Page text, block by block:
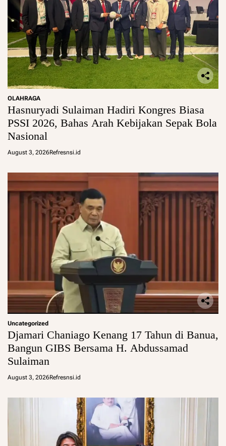
OLAHRAGA
Hasnuryadi Sulaiman Hadiri Kongres Biasa
PSSI 2026, Bahas Arah Kebijakan Sepak Bola
Nasional
August 3, 2026Refresnsi.id
Uncategorized
Djamari Chaniago Kenang 17 Tahun di Banua,
Bangun GIBS Bersama H. Abdussamad
Sulaiman
August 3, 2026Refresnsi.id